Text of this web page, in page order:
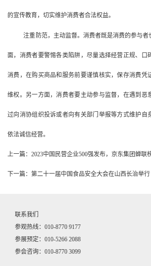
的宣传教育，切实维护消费者合法权益。
注重防范，主动监督。消费者既是消费的参与
面，消费者要警惕各类陷阱，尽量选择经营正规、口
消费，在购买商品和服务前要谨慎核实，保存消费凭
维权。另一方面，消费者要主动参与监督，在遇到恶
过向消协组织投诉或者向有关部门举报等方式维护自
依法诚信经营。
上一篇：2023中国民营企业500强发布，京东集团蝉联
下一篇：第二十一届中国食品安全大会在山西长治举行
联系我们
参观热线：010-8770 9177
参展预定：010-5266 2088
参会咨询：010-8770 3099